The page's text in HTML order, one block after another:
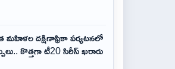
మహిళల దక్షిణాఫ్రికా పర్యటనలో
కొత్తగా టీ20 సిరీస్ ఖరారు